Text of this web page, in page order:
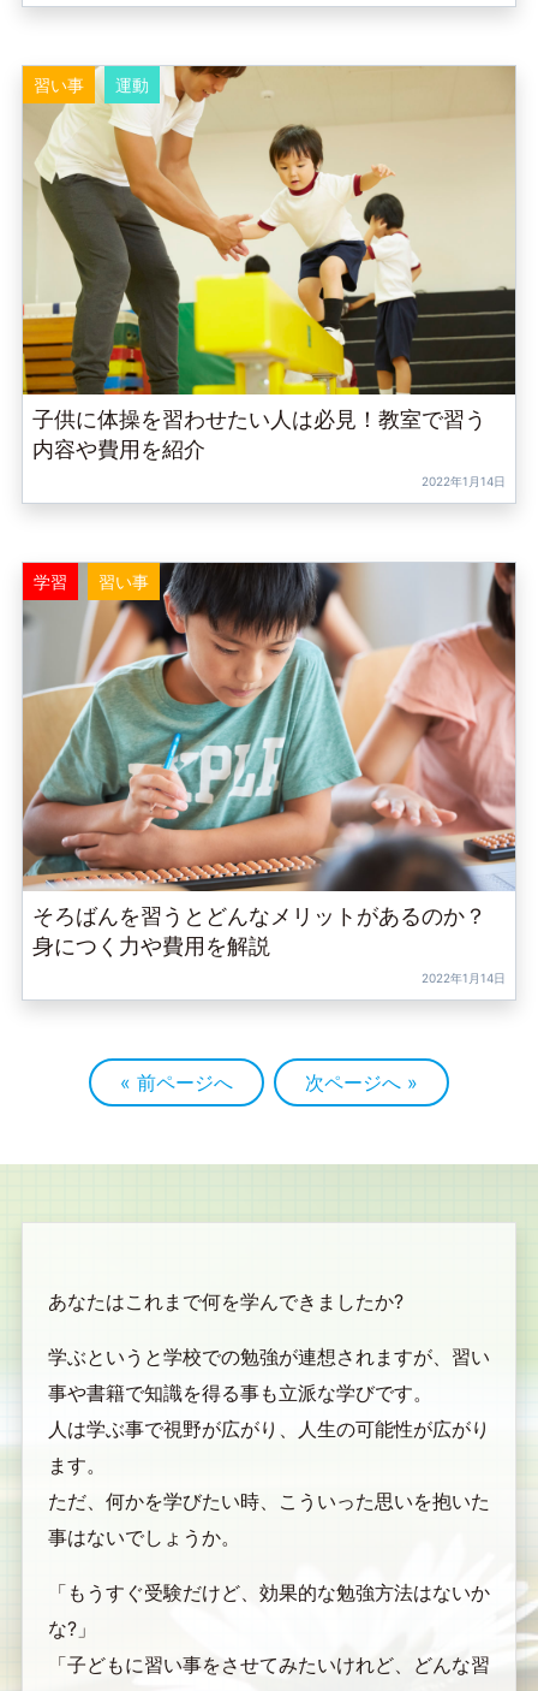
子供に体操を習わせたい人は必見！教室で習う
内容や費用を紹介
2022年1月14日
習い事 運動
そろばんを習うとどんなメリットがあるのか？
身につく力や費用を解説
2022年1月14日
学習 習い事
« 前ページへ 次ページへ »
あなたはこれまで何を学んできましたか?
学ぶというと学校での勉強が連想されますが、習い
事や書籍で知識を得る事も立派な学びです。
人は学ぶ事で視野が広がり、人生の可能性が広がり
ます。
ただ、何かを学びたい時、こういった思いを抱いた
事はないでしょうか。
「もうすぐ受験だけど、効果的な勉強方法はないか
な?」
「子どもに習い事をさせてみたいけれど、どんな習